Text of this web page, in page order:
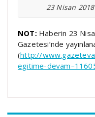
23 Nisan
NOT:Haberin 23
Gazetesi’nde
(http://
egitime-